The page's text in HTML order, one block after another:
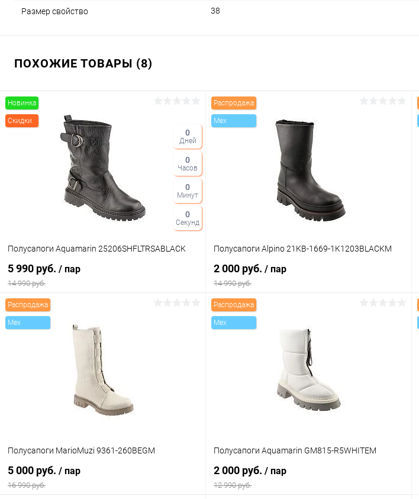
Размер свойство 38
ПОХОЖИЕ ТОВАРЫ (8)
Новинка
Скидки
0
Дней
0
Часов
0
Минут
0
Секунд
Полусапоги Aquamarin 25206SHFLTRSABLACK
5 990 руб. / пар
14 990 руб.
Купить в 1 клик
Распродажа
Mex
Полусапоги Alpino 21KB-1669-1K1203BLACKM
2 000 руб. / пар
14 990 руб.
Распродажа
Mex
Полусапоги MarioMuzi 9361-260BEGM
5 000 руб. / пар
16 990 руб.
Распродажа
Mex
Полусапоги Aquamarin GM815-R5WHITEM
2 000 руб. / пар
12 990 руб.